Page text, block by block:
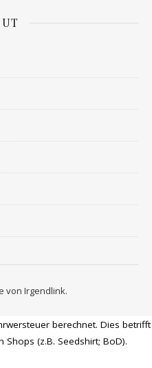
von Irgendlink.
berechnet. Dies betrifft
(z.B. Seedshirt; BoD).